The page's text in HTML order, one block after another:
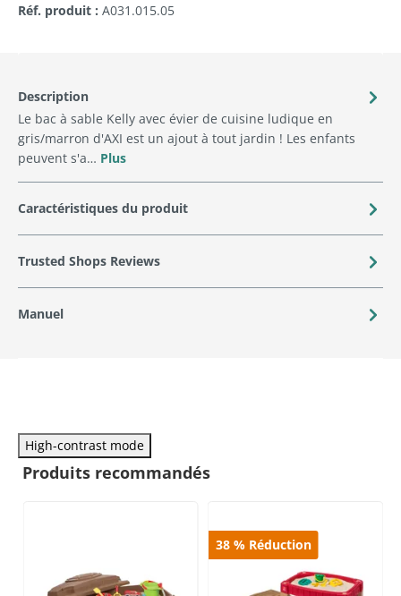
Réf. produit : A031.015.05
Description
Le bac à sable Kelly avec évier de cuisine ludique en
gris/marron d'AXI est un ajout à tout jardin ! Les enfants
peuvent s'a… Plus
Caractéristiques du produit
Trusted Shops Reviews
Manuel
High-contrast mode
Produits recommandés
38 % Réduction